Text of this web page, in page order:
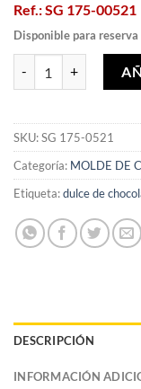
Ref.: SG 175-00521
Disponible para
MOLDE DE
SKU:SG 175-0521
Categoría: MOLDE DE
Etiqueta:dulce de
DESCRIPCIÓN
INFORMACIÓN